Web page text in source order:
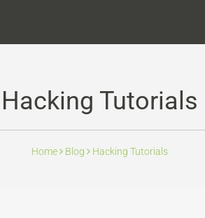
Hacking Tutorials
Home Blog Hacking Tutorials